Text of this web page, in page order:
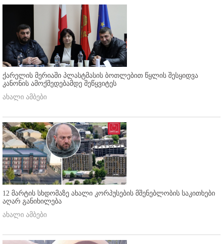
ქარელის მერიაში პლასტმასის ბოთლებით წყლის შესყიდვა
კანონის ამოქმედებამდე შეწყვიტეს
ახალი ამბები
12 მარტის სხდომაზე ახალი კორპუსების მშენებლობის საკითხები
აღარ განიხილება
ახალი ამბები